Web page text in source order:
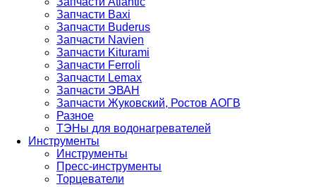
Запчасти Baxi
Запчасти Buderus
Запчасти Navien
Запчасти Kiturami
Запчасти Ferroli
Запчасти Lemax
Запчасти ЭВАН
Запчасти Жуковский, Ростов АОГВ
Разное
ТЭНы для водонагревателей
Инструменты
Инструменты
Пресс-инструменты
Торцеватели